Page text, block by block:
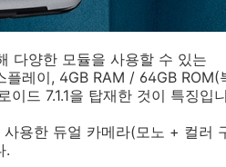
다양한 모듈을 사용할 수 있는
레이, 4GB RAM / 64GB ROM(
드 7.1.1을 탑재한 것이 특징입
용한 듀얼 카메라(모노 + 컬러
.